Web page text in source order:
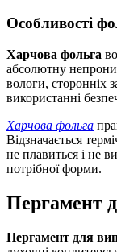
Особливості
Харчова фольга
абсолютну
вологи, сторонніх
використанні
Харчова фольга
Відзначається
не плавиться і не
потрібної форми.
Пергамент
Пергамент для